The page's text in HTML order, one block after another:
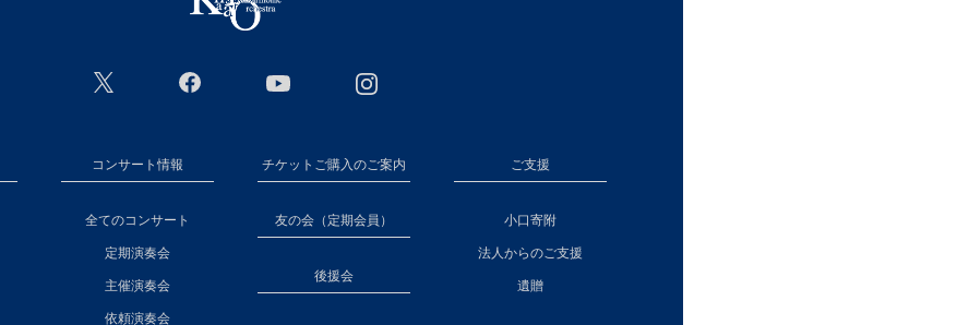
コンサート情報
全てのコンサート
定期演奏会
主催演奏会
依頼演奏会
チケットご購入のご案内
友の会（定期会員）
後援会
ご支援
小口寄附
法人からのご支援
遺贈